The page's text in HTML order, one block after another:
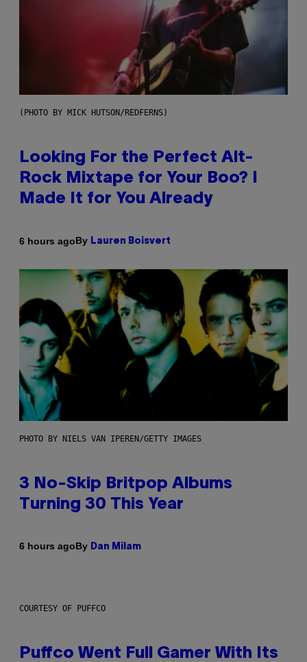
(PHOTO BY MICK HUTSON/REDFERNS)
Looking For the Perfect Alt-
Rock Mixtape for Your Boo? I
Made It for You Already
6 hours agoBy Lauren Boisvert
PHOTO BY NIELS VAN IPEREN/GETTY IMAGES
3 No-Skip Britpop Albums
Turning 30 This Year
6 hours agoBy Dan Milam
COURTESY OF PUFFCO
Puffco Went Full Gamer With Its